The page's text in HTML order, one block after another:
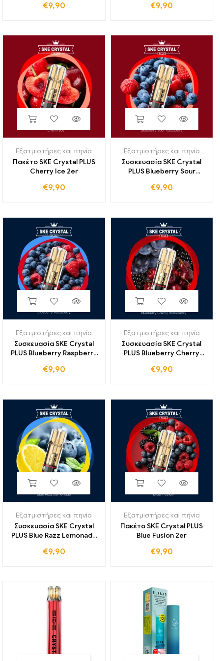
€9,90 €9,90
Εξατμιστήρες και πηνία
Πακέτο SKE Crystal PLUS
Cherry Ice 2er
€9,90
Εξατμιστήρες και πηνία
Συσκευασία SKE Crystal
PLUS Blueberry Sour
€9,90
Εξατμιστήρες και πηνία
Συσκευασία SKE Crystal
PLUS Blueberry Raspberry
€9,90
Εξατμιστήρες και πηνία
Συσκευασία SKE Crystal
PLUS Blueberry Cherry
€9,90
Εξατμιστήρες και πηνία
Συσκευασία SKE Crystal
PLUS Blue Razz Lemonade
€9,90
Εξατμιστήρες και πηνία
Πακέτο SKE Crystal PLUS
Blue Fusion 2er
€9,90